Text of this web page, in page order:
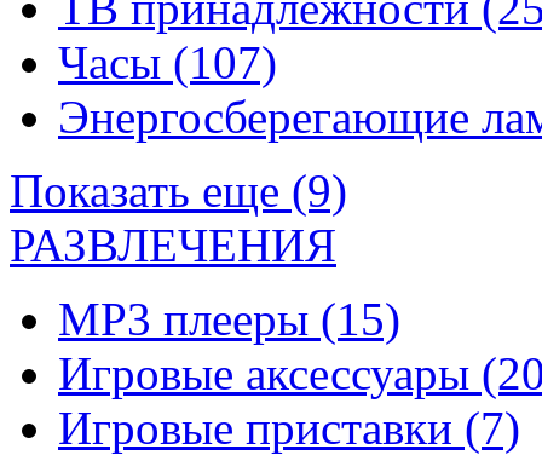
Часы (107)
Энергосберегающие
Показать еще (9)
РАЗВЛЕЧЕНИЯ
MP3 плееры (15)
Игровые аксессуары
Игровые приставки (7)